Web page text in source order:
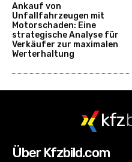
Ankauf von
Unfallfahrzeugen mit
Motorschaden: Eine
strategische Analyse für
Verkäufer zur maximalen
Werterhaltung
kfz
Über Kfzbild.com